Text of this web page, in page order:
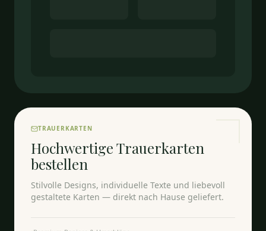
TRAUERKARTEN
Hochwertige Trauerkarten
bestellen
Stilvolle Designs, individuelle Texte und liebevoll
gestaltete Karten — direkt nach Hause geliefert.